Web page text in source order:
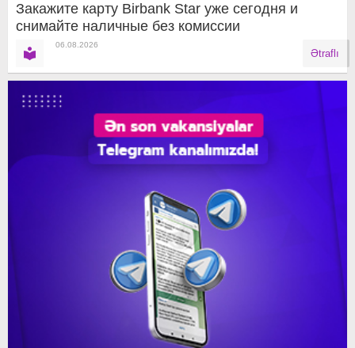
Закажите карту Birbank Star уже сегодня и
снимайте наличные без комиссии
06.08.2026
Ətraflı